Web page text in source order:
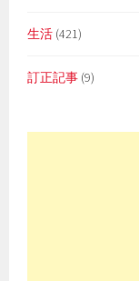
生活 (421)
訂正記事 (9)